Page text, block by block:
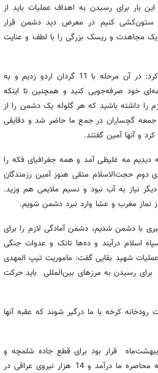
برای رسیدن به اهداف عملیات باید از
ستون‌کشی کنیم در معرض دید دشمن قرار
مجاهدت و ریسک بزرگی را با لطف و عنایت
فرمانده تیپ 33 حضرت المهدی در عملیات بیت‌المقدس خاطرنشان کرد: در آن مرحله با 11 گردان اردو زدیم و به
خود صرفه‌جویی کنید و همچنین تا اینکه
را داشته باشید که هر گلوله یک دشمن را از
جمعه گچساران در جمع ما حاضر شد و دقایقی
و آنها آمین گفتند.
دیدیم مه غلیظی آمد و همه جغرافیای فکه را
حجت‌الاسلام متقی هنوز آمین رزمندگان
نیاز به آب نبود و نسیم ملایمی هم وزید.
نماز مغرب و عشا وارد نبرد دشمن شویم.
با دشمن شدیم، دشمن آمادگی لازم را برای
که قریب به 1500 نفر به اسارت سپاه اسلام درآیند و ده‌ها تانک و عدوات جنگی
شهید بقایی گفت: ماموریت تیپ المهدی
برای رسیدن به مرزهای بین‌المللی باید حرکت
کرخه با ما درگیر شوند که عقبه آنها
فضلی در مورد عملیات 31 اردیبهشت‌ماه نیز گفت: در 31 اردیبهشت‌ماه قرار بود برای قطع جاده شلمچه و
خرمشهر فاصله‌ای را ایجاد کنیم که وقتی به جاده رسیدیم خرمشهر به محاصره ما درآمد و 14 هزار نیروی عراقی در